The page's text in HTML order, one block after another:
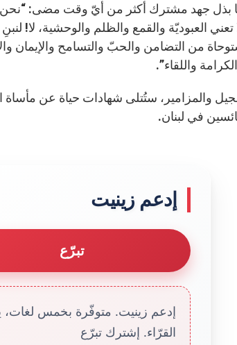
بذل جهد مشترك أكثر من أيّ وقت مضى: “نحن
العبوديّة والقمع والظلم والوحشية، لا!
من التضامن والحبّ والتسامح والإيمان
واللقاء”.
والمزامير، ستُتلى شهادات حياة عن مأساة
في لبنان.
إدعم زينيت
تبرّع
إدعم زينيت. متوفّرة بخمس لغات،
القرّاء. إشترك تبرّع